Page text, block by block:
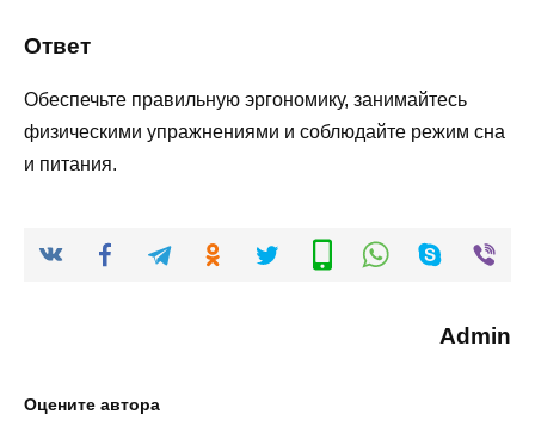
Ответ
Обеспечьте правильную эргономику, занимайтесь
физическими упражнениями и соблюдайте режим сна
и питания.
Admin
Оцените автора